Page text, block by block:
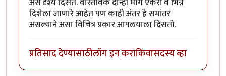
दिशेला जाणारे आहेत पण काही अंतर हे समांतर
असल्याने असा विचित्र प्रकार आपलयाला दिसतो.
प्रतिसाद देण्यासाठीलॉग इन कराकिंवासदस्य व्हा